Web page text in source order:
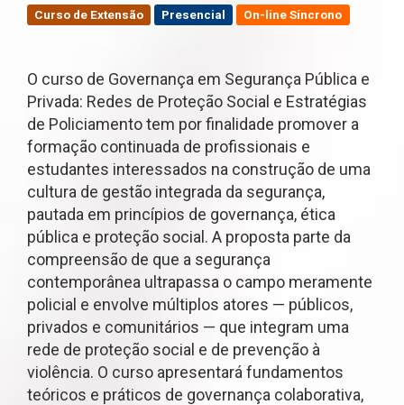
Curso de Extensão Presencial On-line Síncrono
O curso de Governança em Segurança Pública e
Privada: Redes de Proteção Social e Estratégias
de Policiamento tem por finalidade promover a
formação continuada de profissionais e
estudantes interessados na construção de uma
cultura de gestão integrada da segurança,
pautada em princípios de governança, ética
pública e proteção social. A proposta parte da
compreensão de que a segurança
contemporânea ultrapassa o campo meramente
policial e envolve múltiplos atores — públicos,
privados e comunitários — que integram uma
rede de proteção social e de prevenção à
violência. O curso apresentará fundamentos
teóricos e práticos de governança colaborativa,